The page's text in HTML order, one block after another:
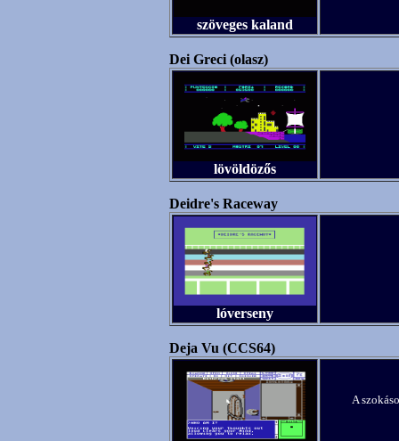
szöveges kaland
Dei Greci (olasz)
lövöldözős
Deidre's Raceway
lóverseny
Deja Vu (CCS64)
A